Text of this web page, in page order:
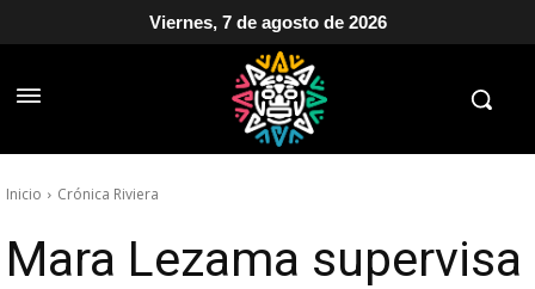
Viernes, 7 de agosto de 2026
Inicio Crónica Riviera
Mara Lezama supervisa